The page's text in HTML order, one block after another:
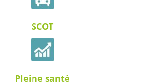
SCOT
Pleine santé